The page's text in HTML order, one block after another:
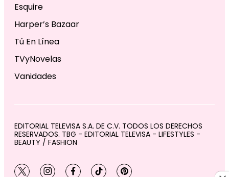
Esquire
Harper’s Bazaar
Tú En Línea
TVyNovelas
Vanidades
EDITORIAL TELEVISA S.A. DE C.V. TODOS LOS DERECHOS
RESERVADOS. TBG - EDITORIAL TELEVISA - LIFESTYLES -
BEAUTY / FASHION